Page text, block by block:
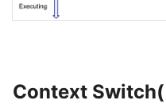
Context Switch(